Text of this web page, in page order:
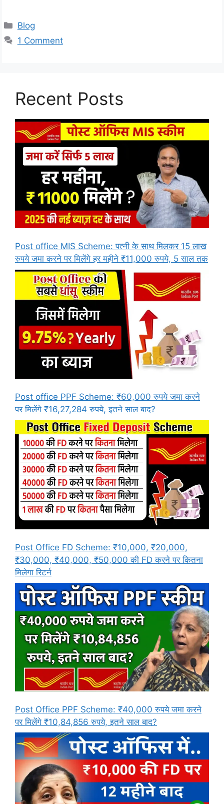
Categories
Blog
1 Comment
Recent Posts
Post office MIS Scheme: पत्नी के साथ मिलकर 15 लाख
रुपये जमा करने पर मिलेंगे हर महीने ₹11,000 रुपये, 5 साल तक
Post office PPF Scheme: ₹60,000 रुपये जमा करने
पर मिलेंगे ₹16,27,284 रुपये, इतने साल बाद?
Post Office FD Scheme: ₹10,000, ₹20,000,
₹30,000, ₹40,000, ₹50,000 की FD करने पर कितना
मिलेगा रिटर्न
Post Office PPF Scheme: ₹40,000 रुपये जमा करने
पर मिलेंगे ₹10,84,856 रुपये, इतने साल बाद?